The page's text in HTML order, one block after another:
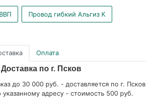
Провод гибкий Альгиз К
Оплата
Доставка по г. Псков
до 30 000 руб. - доставляется по г. Псков
указанному адресу - стоимость 500 руб.